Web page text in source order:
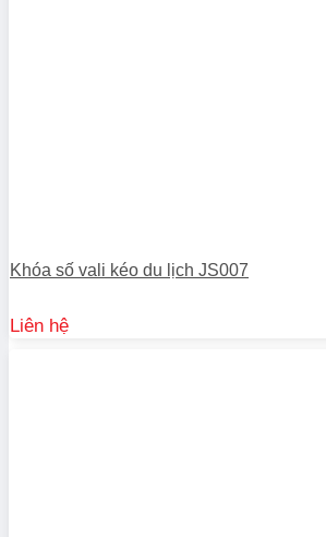
Khóa số vali kéo du lịch JS007
Liên hệ